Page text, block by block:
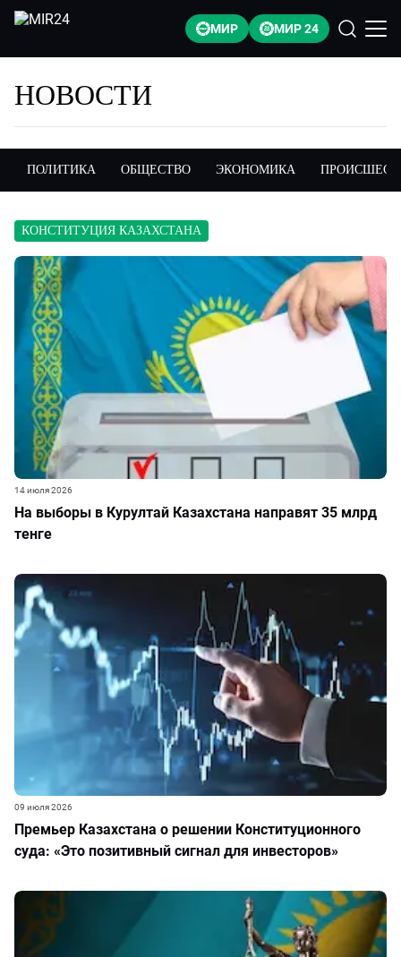
МИР МИР 24
НОВОСТИ
ПОЛИТИКА ОБЩЕСТВО ЭКОНОМИКА
КОНСТИТУЦИЯ КАЗАХСТАНА
На выборы в Курултай Казахстана направят 35 млрд
тенге
14 июля 2026
Премьер Казахстана о решении Конституционного
суда: «Это позитивный сигнал для инвесторов»
09 июля 2026